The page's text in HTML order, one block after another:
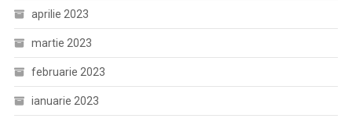
aprilie 2023
martie 2023
februarie 2023
ianuarie 2023